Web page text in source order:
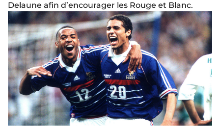
Delaune afin d’encourager les Rouge et Blanc.